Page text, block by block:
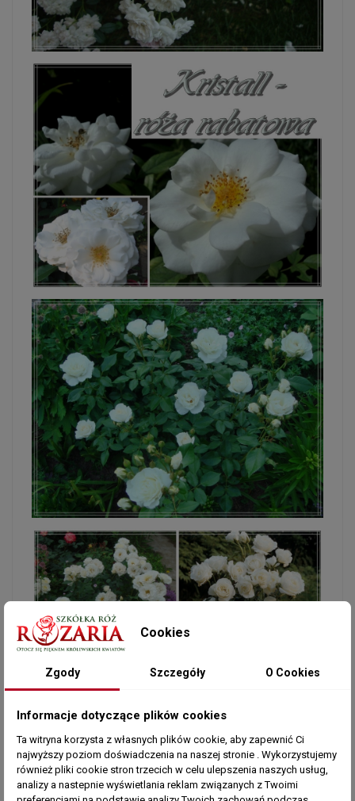
Cookies
Zgody Szczegóły O Cookies
Informacje dotyczące plików cookies
Ta witryna korzysta z własnych plików cookie, aby zapewnić Ci
najwyższy poziom doświadczenia na naszej stronie . Wykorzystujemy
również pliki cookie stron trzecich w celu ulepszenia naszych usług,
analizy a nastepnie wyświetlania reklam związanych z Twoimi